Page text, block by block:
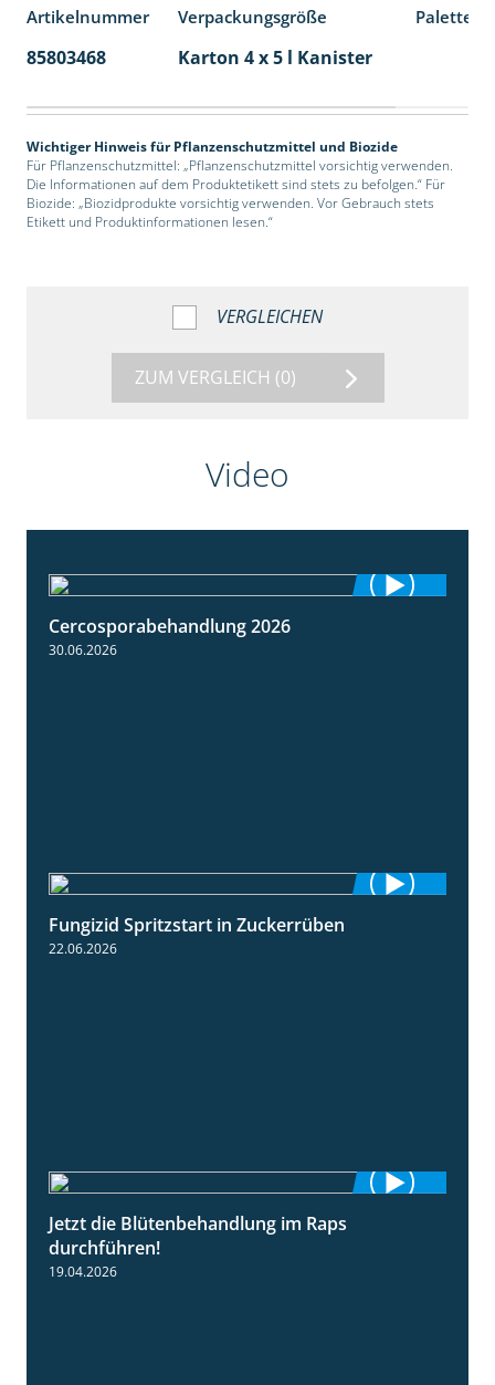
Artikelnummer Verpackungsgröße
85803468 Karton 4 x 5 l Kanister
Wichtiger Hinweis für Pflanzenschutzmittel und Biozide
Für Pflanzenschutzmittel: „Pflanzenschutzmittel vorsichtig verwenden.
Die Informationen auf dem Produktetikett sind stets zu befolgen.“ Für
Biozide: „Biozidprodukte vorsichtig verwenden. Vor Gebrauch stets
Etikett und Produktinformationen lesen.“
VERGLEICHEN
ZUM VERGLEICH (0)
Video
Cercosporabehandlung 2026
30.06.2026
Fungizid Spritzstart in Zuckerrüben
22.06.2026
Jetzt die Blütenbehandlung im Raps
durchführen!
19.04.2026